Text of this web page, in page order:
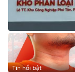
Tin nổi bật